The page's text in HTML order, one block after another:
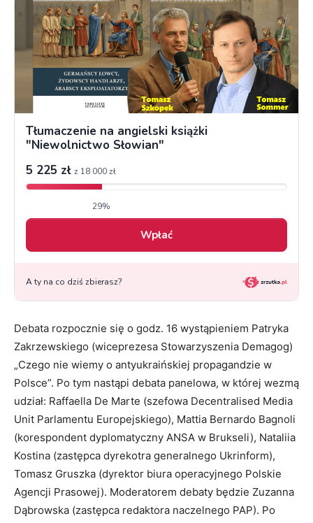
Debata rozpocznie się o godz. 16 wystąpieniem Patryka
Zakrzewskiego (wiceprezesa Stowarzyszenia Demagog)
„Czego nie wiemy o antyukraińskiej propagandzie w
Polsce”. Po tym nastąpi debata panelowa, w której wezmą
udział: Raffaella De Marte (szefowa Decentralised Media
Unit Parlamentu Europejskiego), Mattia Bernardo Bagnoli
(korespondent dyplomatyczny ANSA w Brukseli), Nataliia
Kostina (zastępca dyrekotra generalnego Ukrinform),
Tomasz Gruszka (dyrektor biura operacyjnego Polskie
Agencji Prasowej). Moderatorem debaty będzie Zuzanna
Dąbrowska (zastępca redaktora naczelnego PAP). Po